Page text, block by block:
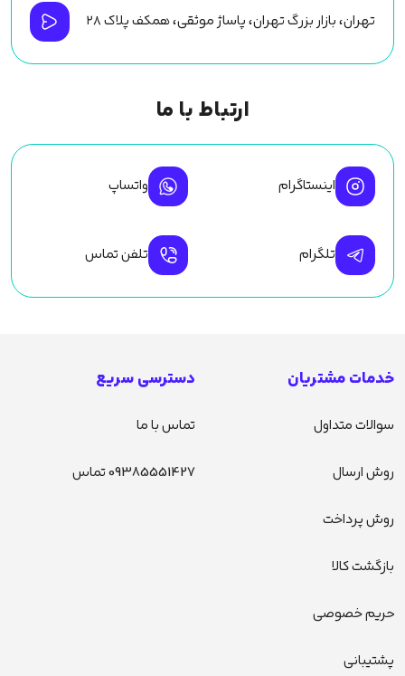
تهران، بازار بزرگ تهران، پاساژ موثقی، همکف پلاک ۲۸
ارتباط با ما
اینستاگرام واتساپ
تلگرام تلفن تماس
خدمات مشتریان
سوالات متداول
روش ارسال
روش پرداخت
بازگشت کالا
حریم خصوصی
پشتیبانی
دسترسی سریع
تماس با ما
09385551427 تماس